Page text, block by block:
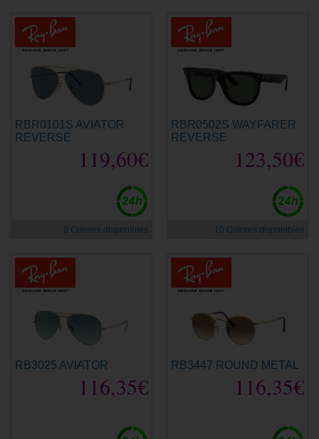
RBR0101S AVIATOR
REVERSE
119,60€
9 Colores disponibles
RBR0502S WAYFARER
REVERSE
123,50€
10 Colores disponibles
RB3025 AVIATOR
116,35€
RB3447 ROUND METAL
116,35€